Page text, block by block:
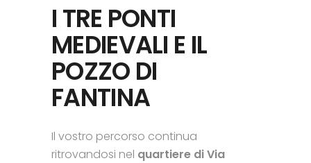
I TRE PONTI
MEDIEVALI E IL
POZZO DI
FANTINA
Il vostro percorso continua
ritrovandosi nel quartiere di Via